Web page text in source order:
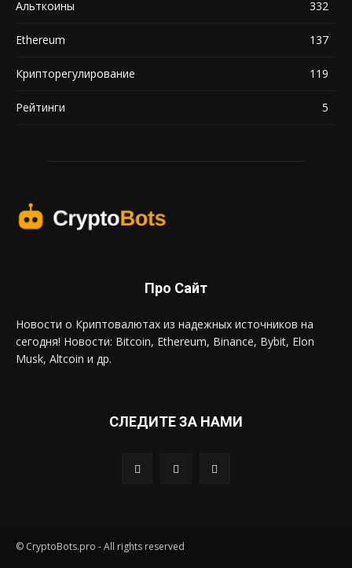
Альткоины 332
Ethereum 137
Крипторегулирование 119
Рейтинги 5
Про Сайт
Новости о Криптовалютах из надежных источников на
сегодня! Новости: Bitcoin, Ethereum, Binance, Bybit, Elon
Musk, Altcoin и др.
СЛЕДИТЕ ЗА НАМИ
© CryptoBots.pro - All rights reserved